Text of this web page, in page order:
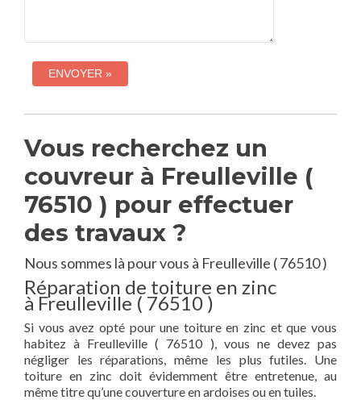
Vous recherchez un
couvreur à Freulleville (
76510 ) pour effectuer
des travaux ?
Nous sommes là pour vous à Freulleville ( 76510 )
Réparation de toiture en zinc
à Freulleville ( 76510 )
Si vous avez opté pour une toiture en zinc et que vous
habitez à Freulleville ( 76510 ), vous ne devez pas
négliger les réparations, même les plus futiles. Une
toiture en zinc doit évidemment être entretenue, au
même titre qu’une couverture en ardoises ou en tuiles.